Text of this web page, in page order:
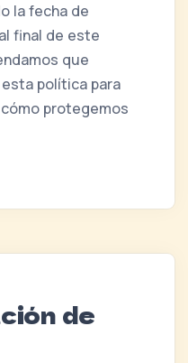
la fecha de
final de este
que
política para
protegemos
de